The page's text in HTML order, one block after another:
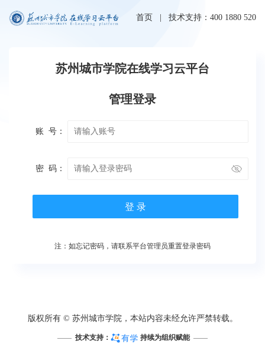
首页 | 技术支持：400 1880 520
苏州城市学院在线学习云平台
管理登录
账 号：
密 码：
登 录
注：如忘记密码，请联系平台管理员重置登录密码
版权所有 © 苏州城市学院，本站内容未经允许严禁转载。
——技术支持： 持续为组织赋能——